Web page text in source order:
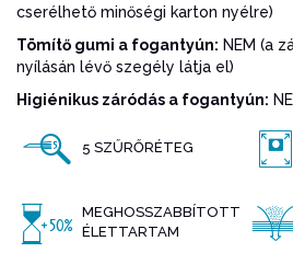
cserélhető minőségi karton nyélre)
Tömítő gumi a fogantyún: NEM (a
nyílásán lévő szegély látja el)
Higiénikus záródás a fogantyún:
5 SZŰRŐRÉTEG
MEGHOSSZABBÍTOTT
ÉLETTARTAM